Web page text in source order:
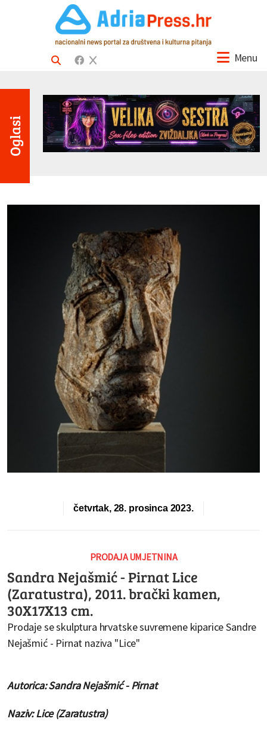
Menu
Oglasi
četvrtak, 28. prosinca 2023.
PRODAJA UMJETNINA
Sandra Nejašmić - Pirnat Lice
(Zaratustra), 2011. brački kamen,
30X17X13 cm.
Prodaje se skulptura hrvatske suvremene kiparice Sandre
Nejašmić - Pirnat naziva "Lice"
Autorica: Sandra Nejašmić - Pirnat
Naziv: Lice (Zaratustra)